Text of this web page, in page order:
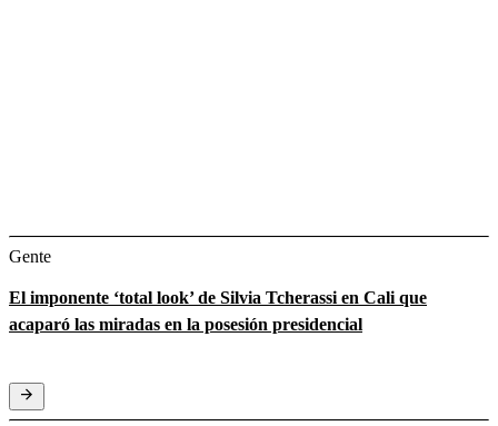
Gente
El imponente ‘total look’ de Silvia Tcherassi en Cali que
acaparó las miradas en la posesión presidencial